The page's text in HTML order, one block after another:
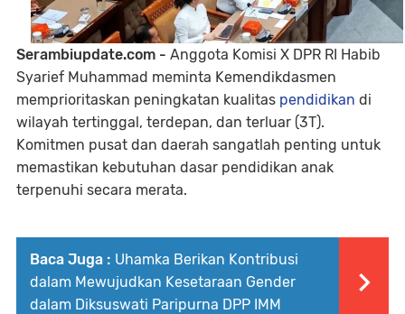
Serambiupdate.com - Anggota Komisi X DPR RI Habib
Syarief Muhammad meminta Kemendikdasmen
memprioritaskan peningkatan kualitas pendidikan di
wilayah tertinggal, terdepan, dan terluar (3T).
Komitmen pusat dan daerah sangatlah penting untuk
memastikan kebutuhan dasar pendidikan anak
terpenuhi secara merata.
Baca Juga : Uhamka Berikan Kontribusi
dalam Mewujudkan Kesetaraan Gender
dalam Diksuswati Paripurna DPP IMM